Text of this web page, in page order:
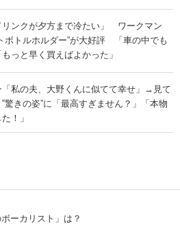
リンクが夕方まで冷たい」 ワークマン
ボトルホルダー”が大好評 「車の中でも
っと早く買えばよかった」
「私の夫、大野くんに似てて幸せ」→見て
きの姿”に「最高すぎません？」「本物
！」
ーカリスト」は？